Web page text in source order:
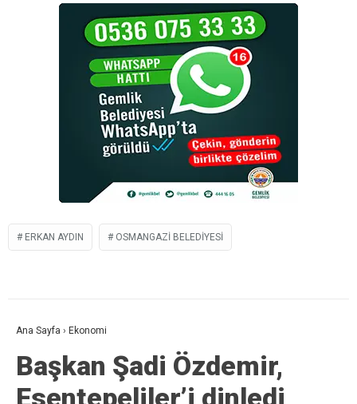
ERKAN AYDIN OSMANGAZI BELEDIYESI
Ana Sayfa › Ekonomi
Başkan Şadi Özdemir,